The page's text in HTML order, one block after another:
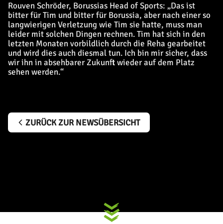
Rouven Schröder, Borussias Head of Sports: „Das ist
bitter für Tim und bitter für Borussia, aber nach einer so
langwierigen Verletzung wie Tim sie hatte, muss man
leider mit solchen Dingen rechnen. Tim hat sich in den
letzten Monaten vorbildlich durch die Reha gearbeitet
und wird dies auch diesmal tun. Ich bin mir sicher, dass
wir ihn in absehbarer Zukunft wieder auf dem Platz
sehen werden.“
ZURÜCK ZUR NEWSÜBERSICHT